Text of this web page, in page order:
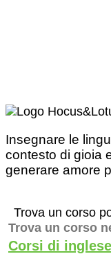
Insegnare le
contesto di gioia
generare amore
Trova un corso
Trova un corso
Corsi di